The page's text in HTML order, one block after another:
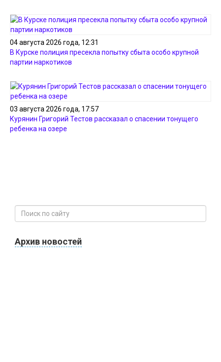
04 августа 2026 года, 12:31
В Курске полиция пресекла попытку сбыта особо крупной
партии наркотиков
03 августа 2026 года, 17:57
Курянин Григорий Тестов рассказал о спасении тонущего
ребенка на озере
Архив новостей